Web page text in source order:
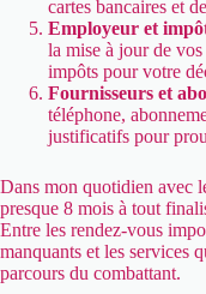
cartes bancaires et
Employeur et
la mise à jour de
impôts pour votre
Fournisseurs et
téléphone,
justificatifs pour
Dans mon quotidien avec
presque 8 mois à tout
Entre les rendez-vous
manquants et les services
parcours du combattant.